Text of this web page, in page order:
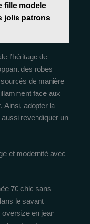
fille modele
jolis patrons
l’héritage de
des robes
de manière
face aux
Ainsi, adopter la
aussi revendiquer un
et modernité avec
70 chic sans
le savant
oversize en jean